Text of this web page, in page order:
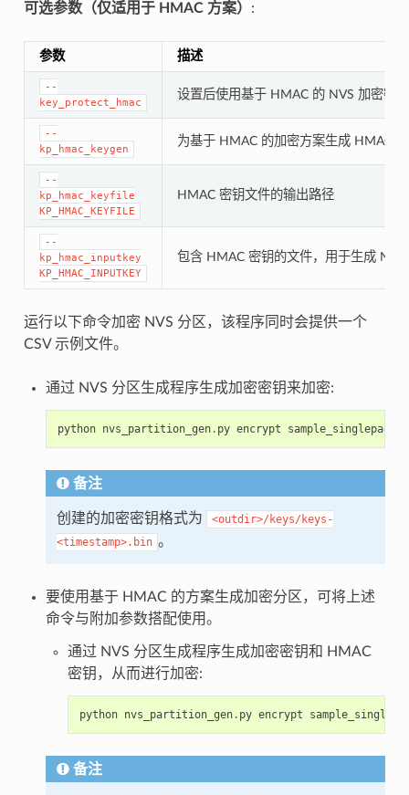
可选参数（仅适用于 HMAC 方案） :
参数 描述
--
key_protect_hmac
设置后使用基于 HMAC 的 NVS 加密密
--
kp_hmac_keygen
为基于 HMAC 的加密方案生成 HMAC
--
kp_hmac_keyfile
KP_HMAC_KEYFILE
HMAC 密钥文件的输出路径
--
kp_hmac_inputkey
KP_HMAC_INPUTKEY
包含 HMAC 密钥的文件，用于生成 NVS
运行以下命令加密 NVS 分区，该程序同时会提供一个
CSV 示例文件。
通过 NVS 分区生成程序生成加密密钥来加密:
python nvs_partition_gen. py encrypt
备注
创建的加密密钥格式为
<outdir>/keys/keys-
<timestamp>.bin 。
要使用基于 HMAC 的方案生成加密分区，可将上述
命令与附加参数搭配使用。
通过 NVS 分区生成程序生成加密密钥和 HMAC
密钥，从而进行加密:
python nvs_partition_gen. py encrypt
备注